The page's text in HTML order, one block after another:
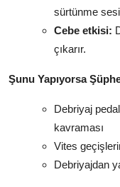
sürtünme
Cebe etkisi:
çıkarır.
Şunu Yapıyorsa
Debriyaj
kavraması
Vites
Debriyajdan